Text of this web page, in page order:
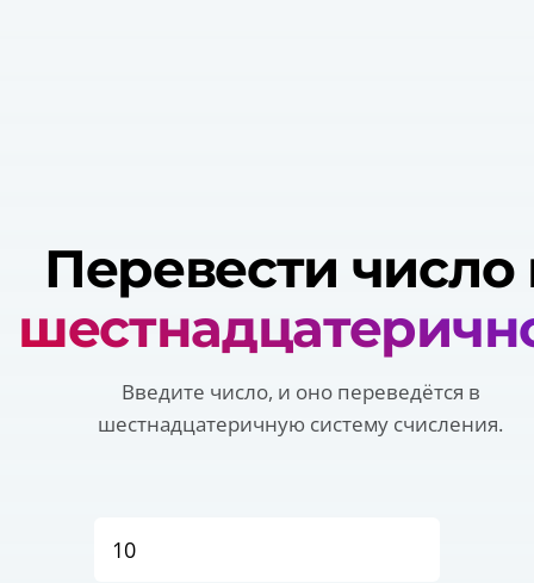
Перевести число
Введите число, и оно переведётся в
шестнадцатеричную систему счисления.